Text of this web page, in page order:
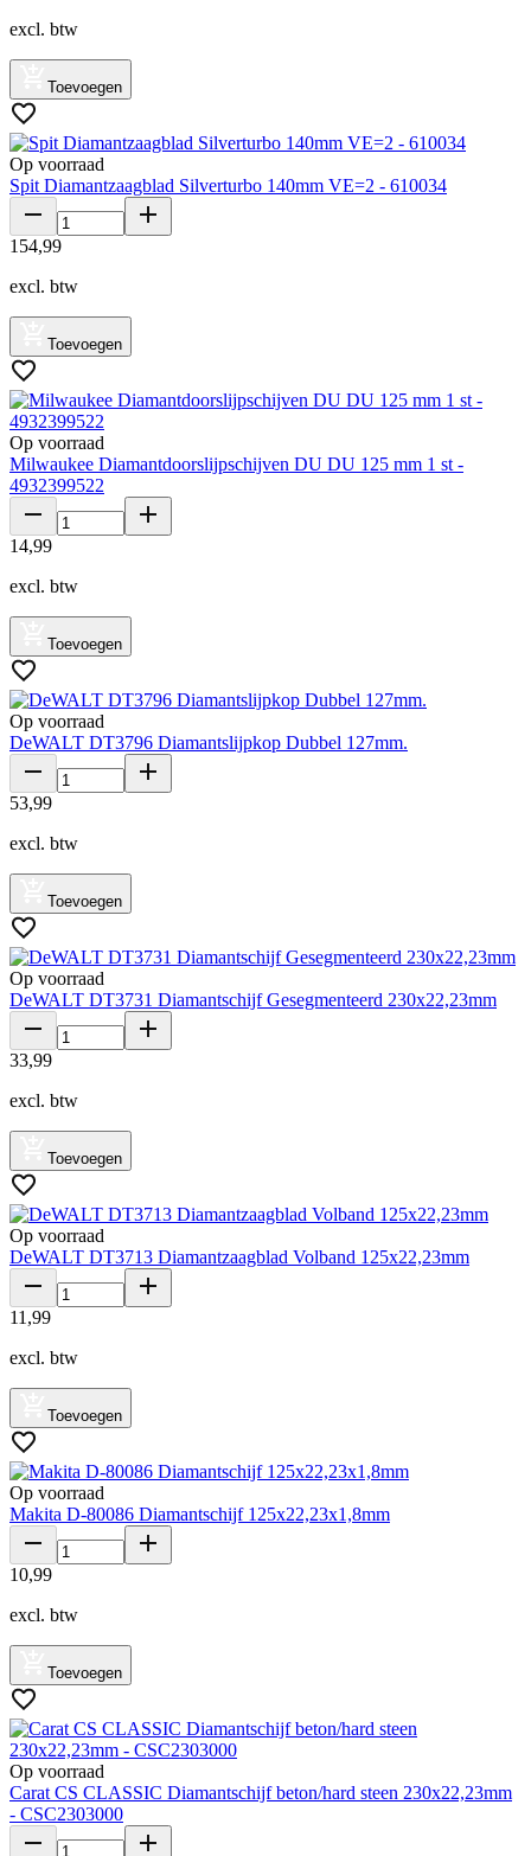
excl. btw
Toevoegen
Op voorraad
Spit Diamantzaagblad Silverturbo 140mm VE=2 - 610034
154,99
excl. btw
Toevoegen
Op voorraad
Milwaukee Diamantdoorslijpschijven DU DU 125 mm 1 st -
4932399522
14,99
excl. btw
Toevoegen
Op voorraad
DeWALT DT3796 Diamantslijpkop Dubbel 127mm.
53,99
excl. btw
Toevoegen
Op voorraad
DeWALT DT3731 Diamantschijf Gesegmenteerd 230x22,23mm
33,99
excl. btw
Toevoegen
Op voorraad
DeWALT DT3713 Diamantzaagblad Volband 125x22,23mm
11 ,99
excl. btw
Toevoegen
Op voorraad
Makita D-80086 Diamantschijf 125x22,23x1,8mm
10,99
excl. btw
Toevoegen
Op voorraad
Carat CS CLASSIC Diamantschijf beton/hard steen 230x22,23mm
- CSC2303000